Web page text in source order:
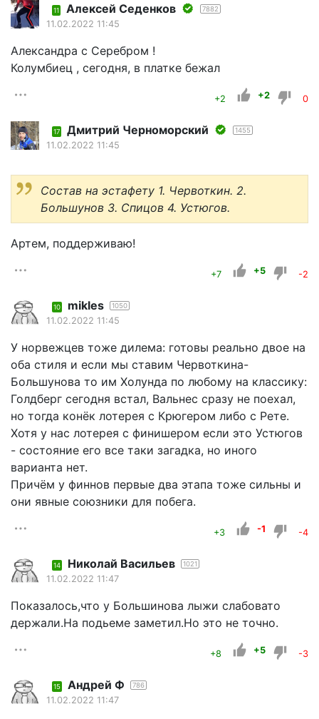
11 Алексей Седенков 7882
11.02.2022 11:45
Александра с Серебром !
Колумбиец , сегодня, в платке бежал
+2 +2 0
17 Дмитрий Черноморский 1455
11.02.2022 11:45
Состав на эстафету 1. Червоткин. 2.
Большунов 3. Спицов 4. Устюгов.
Артем, поддерживаю!
+7 +5 -2
10 mikles 1050
11.02.2022 11:45
У норвежцев тоже дилема: готовы реально двое на
оба стиля и если мы ставим Червоткина-
Большунова то им Холунда по любому на классику:
Голдберг сегодня встал, Вальнес сразу не поехал,
но тогда конёк лотерея с Крюгером либо с Рете.
Хотя у нас лотерея с финишером если это Устюгов
- состояние его все таки загадка, но иного
варианта нет.
Причём у финнов первые два этапа тоже сильны и
они явные союзники для побега.
+3 -1 -4
14 Николай Васильев 1021
11.02.2022 11:47
Показалось,что у Большинова лыжи слабовато
держали.На подьеме заметил.Но это не точно.
+8 +5 -3
15 Андрей Ф 786
11.02.2022 11:47